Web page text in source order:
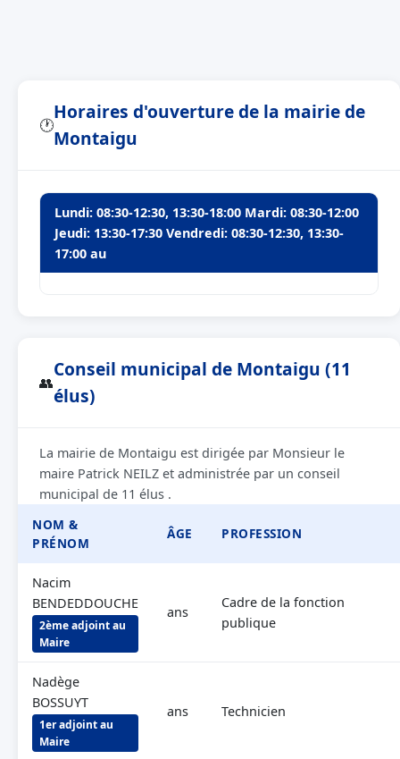
🕐
Horaires d'ouverture de la mairie de
Montaigu
Lundi: 08:30-12:30, 13:30-18:00 Mardi: 08:30-12:00
Jeudi: 13:30-17:30 Vendredi: 08:30-12:30, 13:30-
17:00 au
👥
Conseil municipal de Montaigu (11
élus)
La mairie de Montaigu est dirigée par Monsieur le
maire Patrick NEILZ et administrée par un conseil
municipal de 11 élus .
NOM &
PRÉNOM
ÂGE PROFESSION
Nacim
BENDEDDOUCHE
2ème adjoint au
Maire
ans
Cadre de la fonction
publique
Nadège
BOSSUYT
1er adjoint au
Maire
ans Technicien